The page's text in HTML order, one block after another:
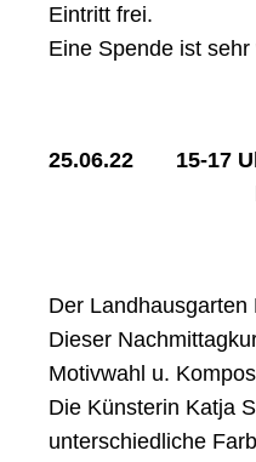
Eintritt frei.
Eine Spende ist
25.06.22 15-
Der
Dieser
Motivwahl u.
Die Künsterin Katja
unterschiedliche